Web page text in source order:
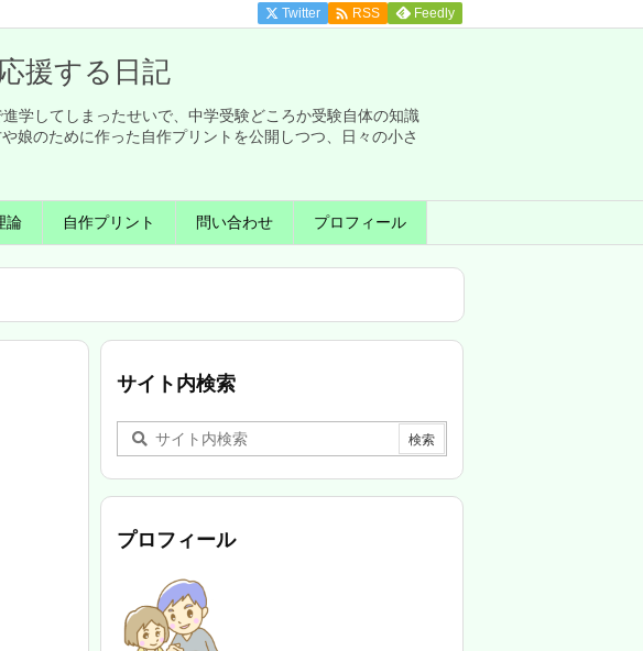
援する日記
学してしまったせいで、中学受験どころか受験自体の知識
娘のために作った自作プリントを公開しつつ、日々の小さ
論 自作プリント 問い合わせ プロフィール
Twitter  RSS Feedly
サイト内検索
プロフィール